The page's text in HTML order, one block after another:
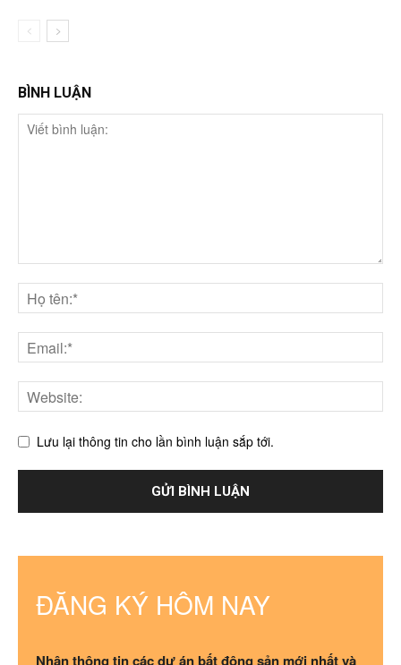
BÌNH LUẬN
Lưu lại thông tin cho lần bình luận sắp tới.
ĐĂNG KÝ HÔM NAY
Nhận thông tin các dự án bất động sản mới nhất và